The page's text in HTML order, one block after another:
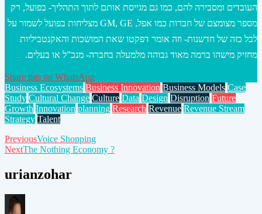
העובדים ומסבירה להם, כמו גם מגייסת אותם לתוך התהליך- בפועל, רק
מספר מצומצם של חברות כמו אפל, GM, GE מצליחות בפועל לשמור על
לבל כזה של חדשנות- וזה אומר דפקטו שאת המושכות והאקנטביליות
מחזיק מישהו ברמה מאוד גבוהה מלמעלה בחברה- מנכ”ל או בעלים.
Share this on WhatsApp
Business Ecosystems Business Innovation Business Models Case
Study Cultural Change Culture Data Design Disruption Future
Growth Innovation planning Research Revenue Revenue Stream
Strategy Talent
Post
navigation
PreviousVoice Shopping
NextThe Nothing Economy ?
urianzohar